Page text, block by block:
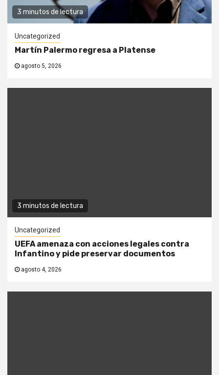
3 minutos de lectura
Uncategorized
Martín Palermo regresa a Platense
agosto 5, 2026
3 minutos de lectura
Uncategorized
UEFA amenaza con acciones legales contra
Infantino y pide preservar documentos
agosto 4, 2026